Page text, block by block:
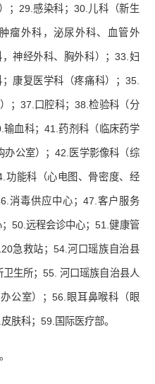
；29.感染科；30.儿科（新生
瘤外科，泌尿外科、血管外
神经外科、胸外科）；33.妇
康复医学科（疼痛科）；35.
；37.口腔科；38.检验科（分
血科；41.药剂科（临床药学
办公室）；42.医学影像科（综
功能科（心电图、骨密度、经
消毒供应中心；47.客户服务
50.远程会诊中心；51.健康管
急救站；54.河口瑶族自治县
生所；55. 河口瑶族自治县人
公室）；56.眼耳鼻喉科（眼
肤科；59.国际医疗部。